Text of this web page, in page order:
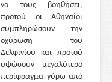
να τους βοηθήσει,
προτού οι Αθηναίοι
συμπληρώσουν την
οχύρωση του
Δελφινίου και προτού
υψώσουν μεγαλύτερο
περίφραγμα γύρω από